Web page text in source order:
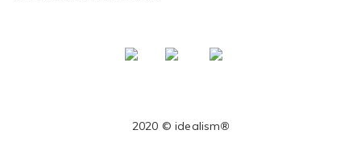
2020 © idealism®